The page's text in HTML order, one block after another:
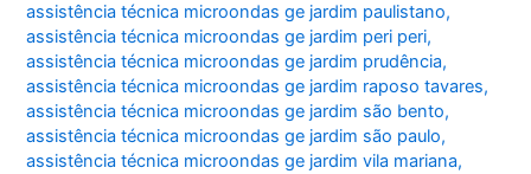
assistência técnica microondas ge jardim paulistano,
assistência técnica microondas ge jardim peri peri,
assistência técnica microondas ge jardim prudência,
assistência técnica microondas ge jardim raposo tavares,
assistência técnica microondas ge jardim são bento,
assistência técnica microondas ge jardim são paulo,
assistência técnica microondas ge jardim vila mariana,